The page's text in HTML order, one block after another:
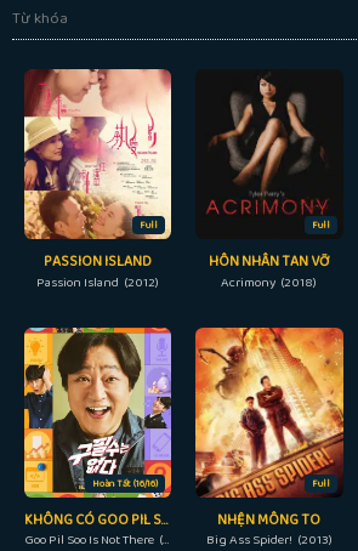
Từ khóa
Full
PASSION ISLAND
Passion Island (2012)
Full
HÔN NHÂN TAN VỠ
Acrimony (2018)
Hoàn Tất (16/16)
KHÔNG CÓ GOO PIL SOO
Goo Pil Soo Is Not There (2022)
Full
NHỆN MÔNG TO
Big Ass Spider! (2013)